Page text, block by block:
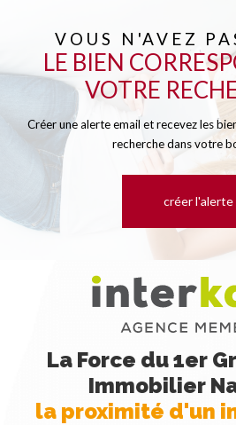
VOUS N'AVEZ
LE BIEN
VOTRE
Créer une alerte email et recevez les
recherche dans votre
créer l'alerte
La Force du 1er
Immobilier
la proximité d'un